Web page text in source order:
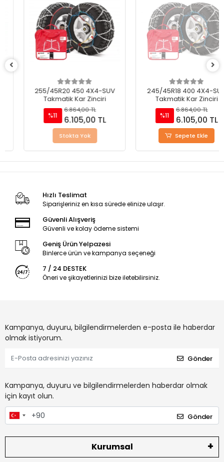
255/45R20 450 4X4-SUV
Takmatik Kar Zinciri
6.864,00 TL
6.105,00 TL
Stokta Yok
245/45R18 400 4X4-SUV
Takmatik Kar Zinciri
6.864,00 TL
6.105,00 TL
Sepete Ekle
Hızlı Teslimat
Siparişleriniz en kısa sürede elinize ulaşır.
Güvenli Alışveriş
Güvenli ve kolay ödeme sistemi
Geniş Ürün Yelpazesi
Binlerce ürün ve kampanya seçeneği
7 / 24 DESTEK
Öneri ve şikayetlerinizi bize iletebilirsiniz.
Kampanya, duyuru, bilgilendirmelerden e-posta ile haberdar
olmak istiyorum.
Gönder
Kampanya, duyuru ve bilgilendirmelerden haberdar olmak
için kayıt olun.
Gönder
Kurumsal